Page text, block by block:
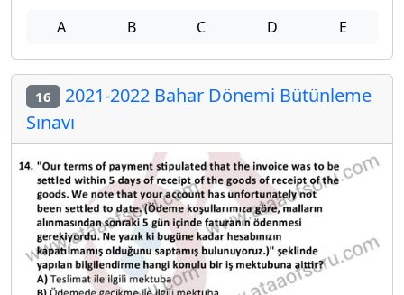
A B C D E
16 2021-2022 Bahar Dönemi Bütünleme
Sınavı